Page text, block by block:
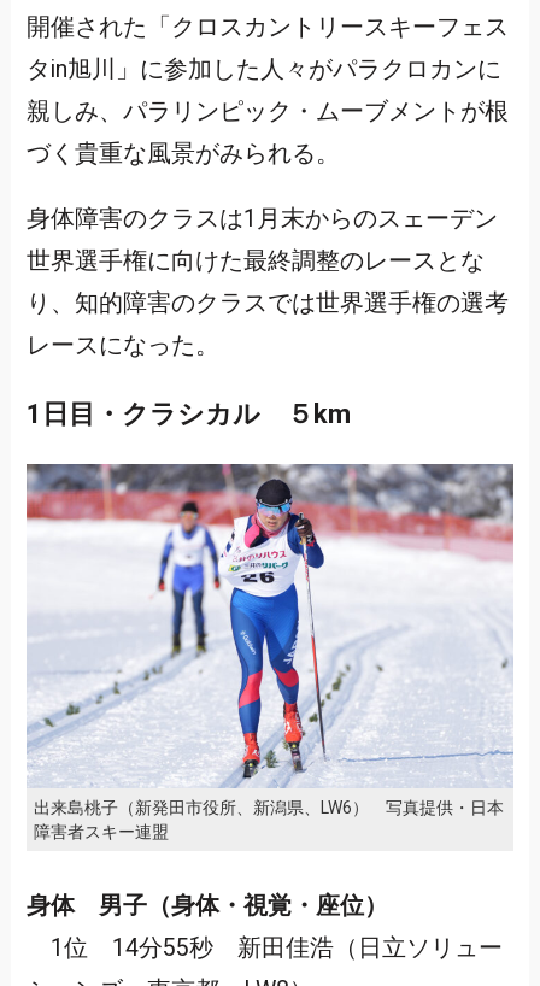
開催された「クロスカントリースキーフェス
タin旭川」に参加した人々がパラクロカンに
親しみ、パラリンピック・ムーブメントが根
づく貴重な風景がみられる。
身体障害のクラスは1月末からのスェーデン
世界選手権に向けた最終調整のレースとな
り、知的障害のクラスでは世界選手権の選考
レースになった。
1日目・クラシカル ５km
出来島桃子（新発田市役所、新潟県、LW6） 写真提供・日本
障害者スキー連盟
身体 男子（身体・視覚・座位）
1位 14分55秒 新田佳浩（日立ソリュー